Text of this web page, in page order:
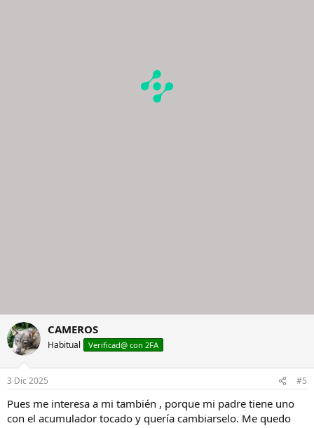
CAMEROS
Habitual Verificad@ con 2FA
3 Dic 2025 #5
Pues me interesa a mi también , porque mi padre tiene uno
con el acumulador tocado y quería cambiarselo. Me quedo